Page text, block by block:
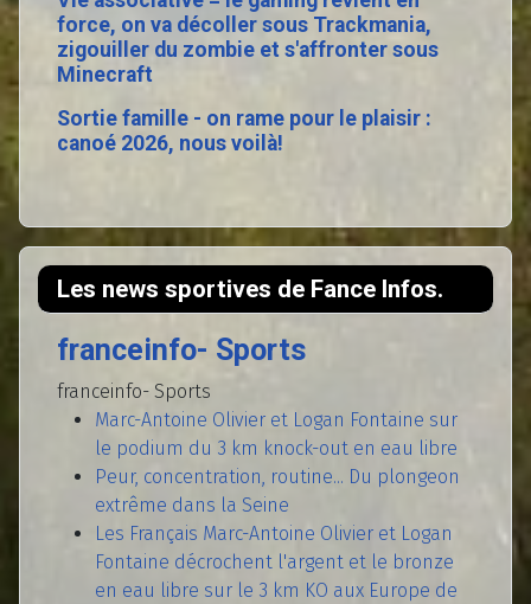
force, on va décoller sous Trackmania,
zigouiller du zombie et s'affronter sous
Minecraft
Sortie famille - on rame pour le plaisir :
canoé 2026, nous voilà!
Les news sportives de Fance Infos.
franceinfo- Sports
franceinfo- Sports
Marc-Antoine Olivier et Logan Fontaine sur
le podium du 3 km knock-out en eau libre
Peur, concentration, routine... Du plongeon
extrême dans la Seine
Les Français Marc-Antoine Olivier et Logan
Fontaine décrochent l'argent et le bronze
en eau libre sur le 3 km KO aux Europe de